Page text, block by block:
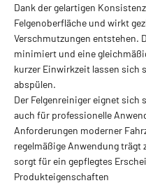
Dank der gelartigen
Felgenoberfläche und wirkt
Verschmutzungen entstehen.
minimiert und eine
kurzer Einwirkzeit lassen sich
abspülen.
Der Felgenreiniger eignet sich
auch für professionelle
Anforderungen moderner
regelmäßige Anwendung trägt
sorgt für ein gepflegtes
Produkteigenschaften